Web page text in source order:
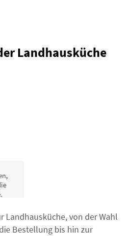
Landhausküche
Landhausküche, von der Wahl
Bestellung bis hin zur